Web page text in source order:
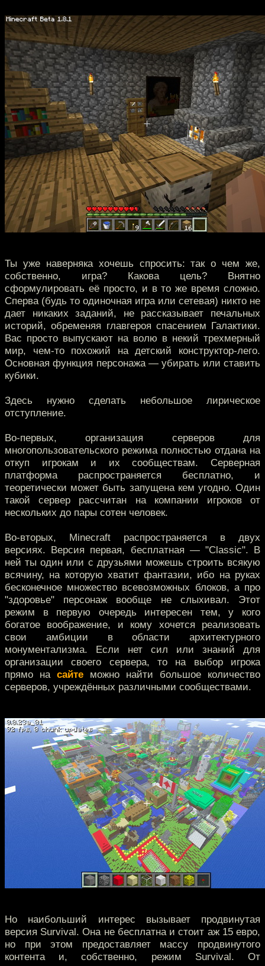
Ты уже наверняка хочешь спросить: так о чем же,
собственно, игра? Какова цель? Внятно
сформулировать её просто, и в то же время сложно.
Сперва (будь то одиночная игра или сетевая) никто не
дает никаких заданий, не рассказывает печальных
историй, обременяя главгероя спасением Галактики.
Вас просто выпускают на волю в некий трехмерный
мир, чем-то похожий на детский конструктор-лего.
Основная функция персонажа — убирать или ставить
кубики.
Здесь нужно сделать небольшое лирическое
отступление.
Во-первых, организация серверов для
многопользовательского режима полностью отдана на
откуп игрокам и их сообществам. Серверная
платформа распространяется бесплатно, и
теоретически может быть запущена кем угодно. Один
такой сервер рассчитан на компании игроков от
нескольких до пары сотен человек.
Во-вторых, Minecraft распространяется в двух
версиях. Версия первая, бесплатная — "Сlassic". В
ней ты один или с друзьями можешь строить всякую
всячину, на которую хватит фантазии, ибо на руках
бесконечное множество всевозможных блоков, а про
"здоровье" персонаж вообще не слыхивал. Этот
режим в первую очередь интересен тем, у кого
богатое воображение, и кому хочется реализовать
свои амбиции в области архитектурного
монументализма. Если нет сил или знаний для
организации своего сервера, то на выбор игрока
прямо на сайте можно найти большое количество
серверов, учреждённых различными сообществами.
Но наибольший интерес вызывает продвинутая
версия Survival. Она не бесплатна и стоит аж 15 евро,
но при этом предоставляет массу продвинутого
контента и, собственно, режим Survival. От